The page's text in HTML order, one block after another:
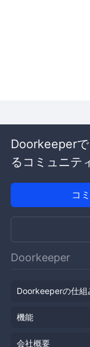
Doorkeeperで
るコミュニテ
コ
Doorkeeper
Doorkeeperの仕組
機能
会社概要